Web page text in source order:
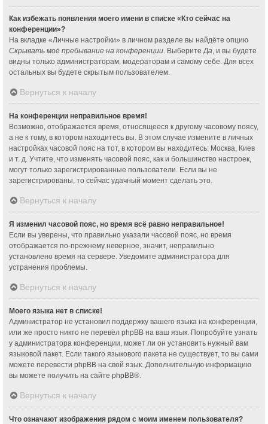
Как избежать появления моего имени в списке «Кто сейчас на
конференции»?
На вкладке «Личные настройки» в личном разделе вы найдёте опцию
Скрывать моё пребывание на конференции . Выберите Да , и вы будете
видны только администраторам, модераторам и самому себе. Для всех
остальных вы будете скрытым пользователем.
Вернуться к началу
На конференции неправильное время!
Возможно, отображается время, относящееся к другому часовому поясу,
а не к тому, в котором находитесь вы. В этом случае измените в личных
настройках часовой пояс на тот, в котором вы находитесь: Москва, Киев
и т. д. Учтите, что изменять часовой пояс, как и большинство настроек,
могут только зарегистрированные пользователи. Если вы не
зарегистрированы, то сейчас удачный момент сделать это.
Вернуться к началу
Я изменил часовой пояс, но время всё равно неправильное!
Если вы уверены, что правильно указали часовой пояс, но время
отображается по-прежнему неверное, значит, неправильно
установлено время на сервере. Уведомите администратора для
устранения проблемы.
Вернуться к началу
Моего языка нет в списке!
Администратор не установил поддержку вашего языка на конференции,
или же просто никто не перевёл phpBB на ваш язык. Попробуйте узнать
у администратора конференции, может ли он установить нужный вам
языковой пакет. Если такого языкового пакета не существует, то вы сами
можете перевести phpBB на свой язык. Дополнительную информацию
вы можете получить на сайте phpBB®.
Вернуться к началу
Что означают изображения рядом с моим именем пользователя?